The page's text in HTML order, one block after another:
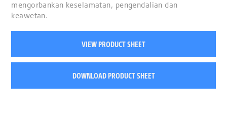
mengorbankan keselamatan, pengendalian dan
keawetan.
VIEW PRODUCT SHEET
DOWNLOAD PRODUCT SHEET